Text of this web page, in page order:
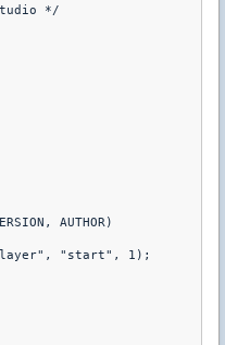
*/
AUTHOR)
"start", 1);